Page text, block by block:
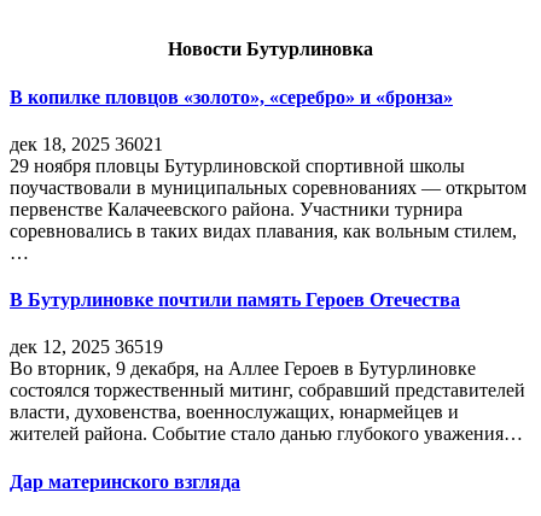
Новости Бутурлиновка
В копилке пловцов «золото», «серебро» и «бронза»
дек 18, 2025 36021
29 ноября пловцы Бутурлиновской спортивной школы
поучаствовали в муниципальных соревнованиях — открытом
первенстве Калачеевского района. Участники турнира
соревновались в таких видах плавания, как вольным стилем,
…
В Бутурлиновке почтили память Героев Отечества
дек 12, 2025 36519
Во вторник, 9 декабря, на Аллее Героев в Бутурлиновке
состоялся торжественный митинг, собравший представителей
власти, духовенства, военнослужащих, юнармейцев и
жителей района. Событие стало данью глубокого уважения…
Дар материнского взгляда